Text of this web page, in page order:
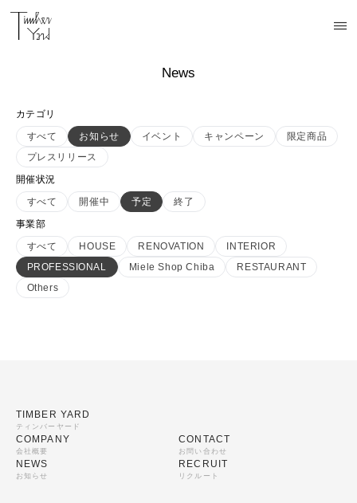
News
カテゴリ
すべて
お知らせ イベント キャンペーン
限定商品
プレスリリース
開催状況
すべて
開催中 予定
終了
事業部
すべて
HOUSE RENOVATION
INTERIOR
PROFESSIONAL
Miele Shop Chiba
RESTAURANT
Others
TIMBER YARD
ティンバーヤード
COMPANY
会社概要
NEWS
お知らせ
CONTACT
お問い合わせ
RECRUIT
リクルート